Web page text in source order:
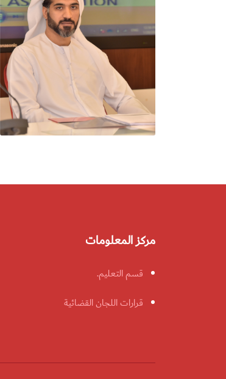
مركز المعلومات
قسم التعليم.
قرارات اللجان القضائية